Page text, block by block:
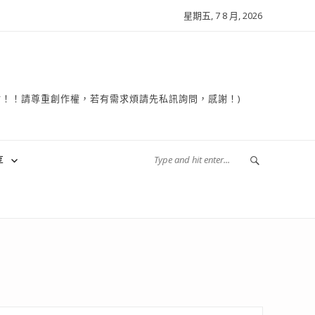
星期五, 7 8 月, 2026
請尊重創作權，若有需求煩請先私訊詢問，感謝！)